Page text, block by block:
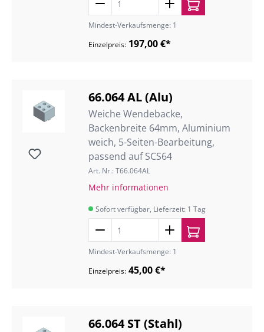
Mindest-Verkaufsmenge: 1
Einzelpreis: 197,00 €*
66.064 AL (Alu)
Weiche Wendebacke,
Backenbreite 64mm, Aluminium
weich, 5-Seiten-Bearbeitung,
passend auf SCS64
Art. Nr.: T66.064AL
Mehr informationen
Sofort verfügbar, Lieferzeit: 1 Tag
Mindest-Verkaufsmenge: 1
Einzelpreis: 45,00 €*
66.064 ST (Stahl)